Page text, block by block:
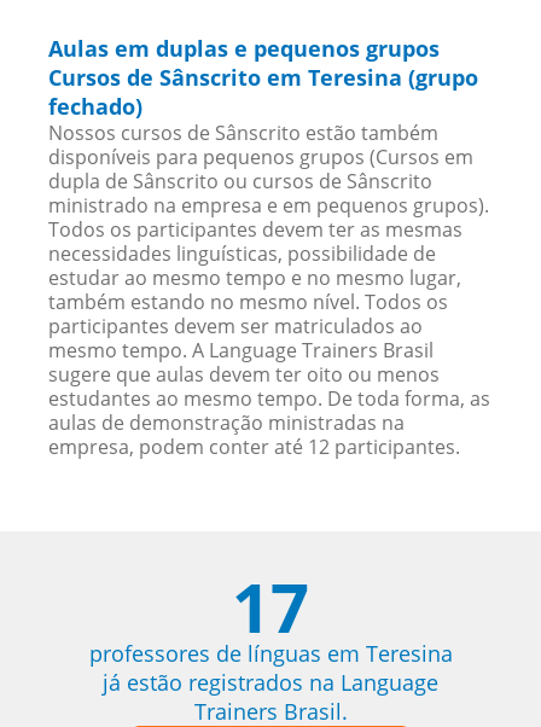
Aulas em duplas e pequenos grupos
Cursos de Sânscrito em Teresina (grupo
fechado)
Nossos cursos de Sânscrito estão também
disponíveis para pequenos grupos (Cursos em
dupla de Sânscrito ou cursos de Sânscrito
ministrado na empresa e em pequenos grupos).
Todos os participantes devem ter as mesmas
necessidades linguísticas, possibilidade de
estudar ao mesmo tempo e no mesmo lugar,
também estando no mesmo nível. Todos os
participantes devem ser matriculados ao
mesmo tempo. A Language Trainers Brasil
sugere que aulas devem ter oito ou menos
estudantes ao mesmo tempo. De toda forma, as
aulas de demonstração ministradas na
empresa, podem conter até 12 participantes.
17
professores de línguas em Teresina
já estão registrados na Language
Trainers Brasil.